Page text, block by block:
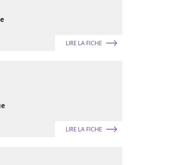
LIRE LA FICHE
LIRE LA FICHE